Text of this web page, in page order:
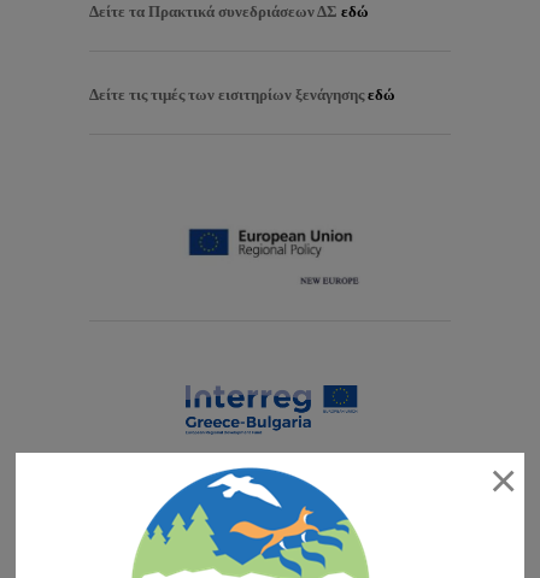
Δείτε τα Πρακτικά συνεδριάσεων ΔΣ εδώ
Δείτε τις τιμές των εισιτηρίων ξενάγησης εδώ
×